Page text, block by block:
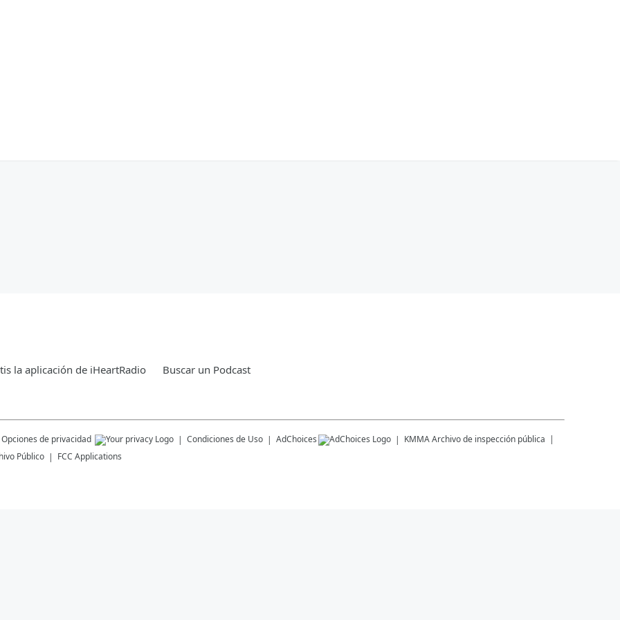
la aplicación de iHeartRadio Buscar un Podcast
Opciones de privacidad Condiciones de Uso AdChoices KMMAArchivo de inspección pública
Público
FCC Applications